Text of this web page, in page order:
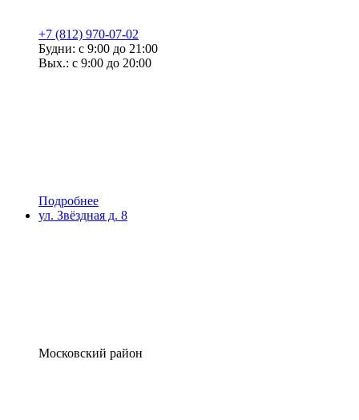
+7 (812) 970-07-02
Будни: с 9:00 до 21:00
Вых.: с 9:00 до 20:00
Подробнее
ул. Звёздная д. 8
Московский район